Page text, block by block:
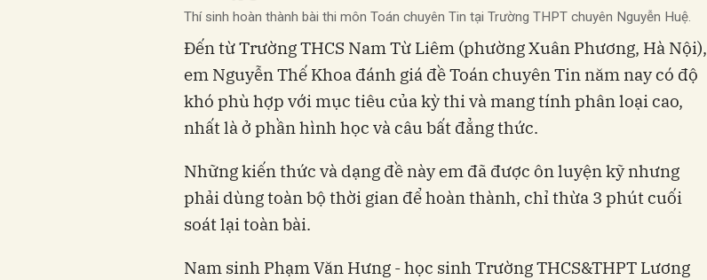
Thí sinh hoàn thành bài thi môn Toán chuyên Tin tại Trường THPT chuyên Nguyễn Huệ.
Đến từ Trường THCS Nam Từ Liêm (phường Xuân Phương, Hà Nội),
em Nguyễn Thế Khoa đánh giá đề Toán chuyên Tin năm nay có độ
khó phù hợp với mục tiêu của kỳ thi và mang tính phân loại cao,
nhất là ở phần hình học và câu bất đẳng thức.
Những kiến thức và dạng đề này em đã được ôn luyện kỹ nhưng
phải dùng toàn bộ thời gian để hoàn thành, chỉ thừa 3 phút cuối
soát lại toàn bài.
Nam sinh Phạm Văn Hưng - học sinh Trường THCS&THPT Lương